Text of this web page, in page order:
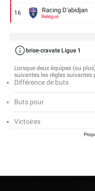
16 Racing D'abidjan
Relégué
brise-cravate Ligue 1
Lorsque deux équipes (ou
suivantes les règles suivantes
Différence de buts
Buts pour
Victoires